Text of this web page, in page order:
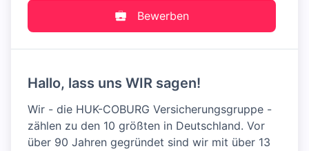
Bewerben
Hallo, lass uns WIR sagen!
Wir - die HUK-COBURG Versicherungsgruppe -
zählen zu den 10 größten in Deutschland. Vor
über 90 Jahren gegründet sind wir mit über 13